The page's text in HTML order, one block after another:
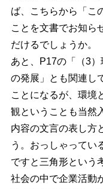
ば、こちらから「こ
ことを文書でお知ら
だけるでしょうか。
あと、P17の「（3
の発展」とも関連し
ことになるが、環境
観ということも当然
内容の文言の表し方
う。おっしゃってい
ですと三角形という
社会の中で企業活動